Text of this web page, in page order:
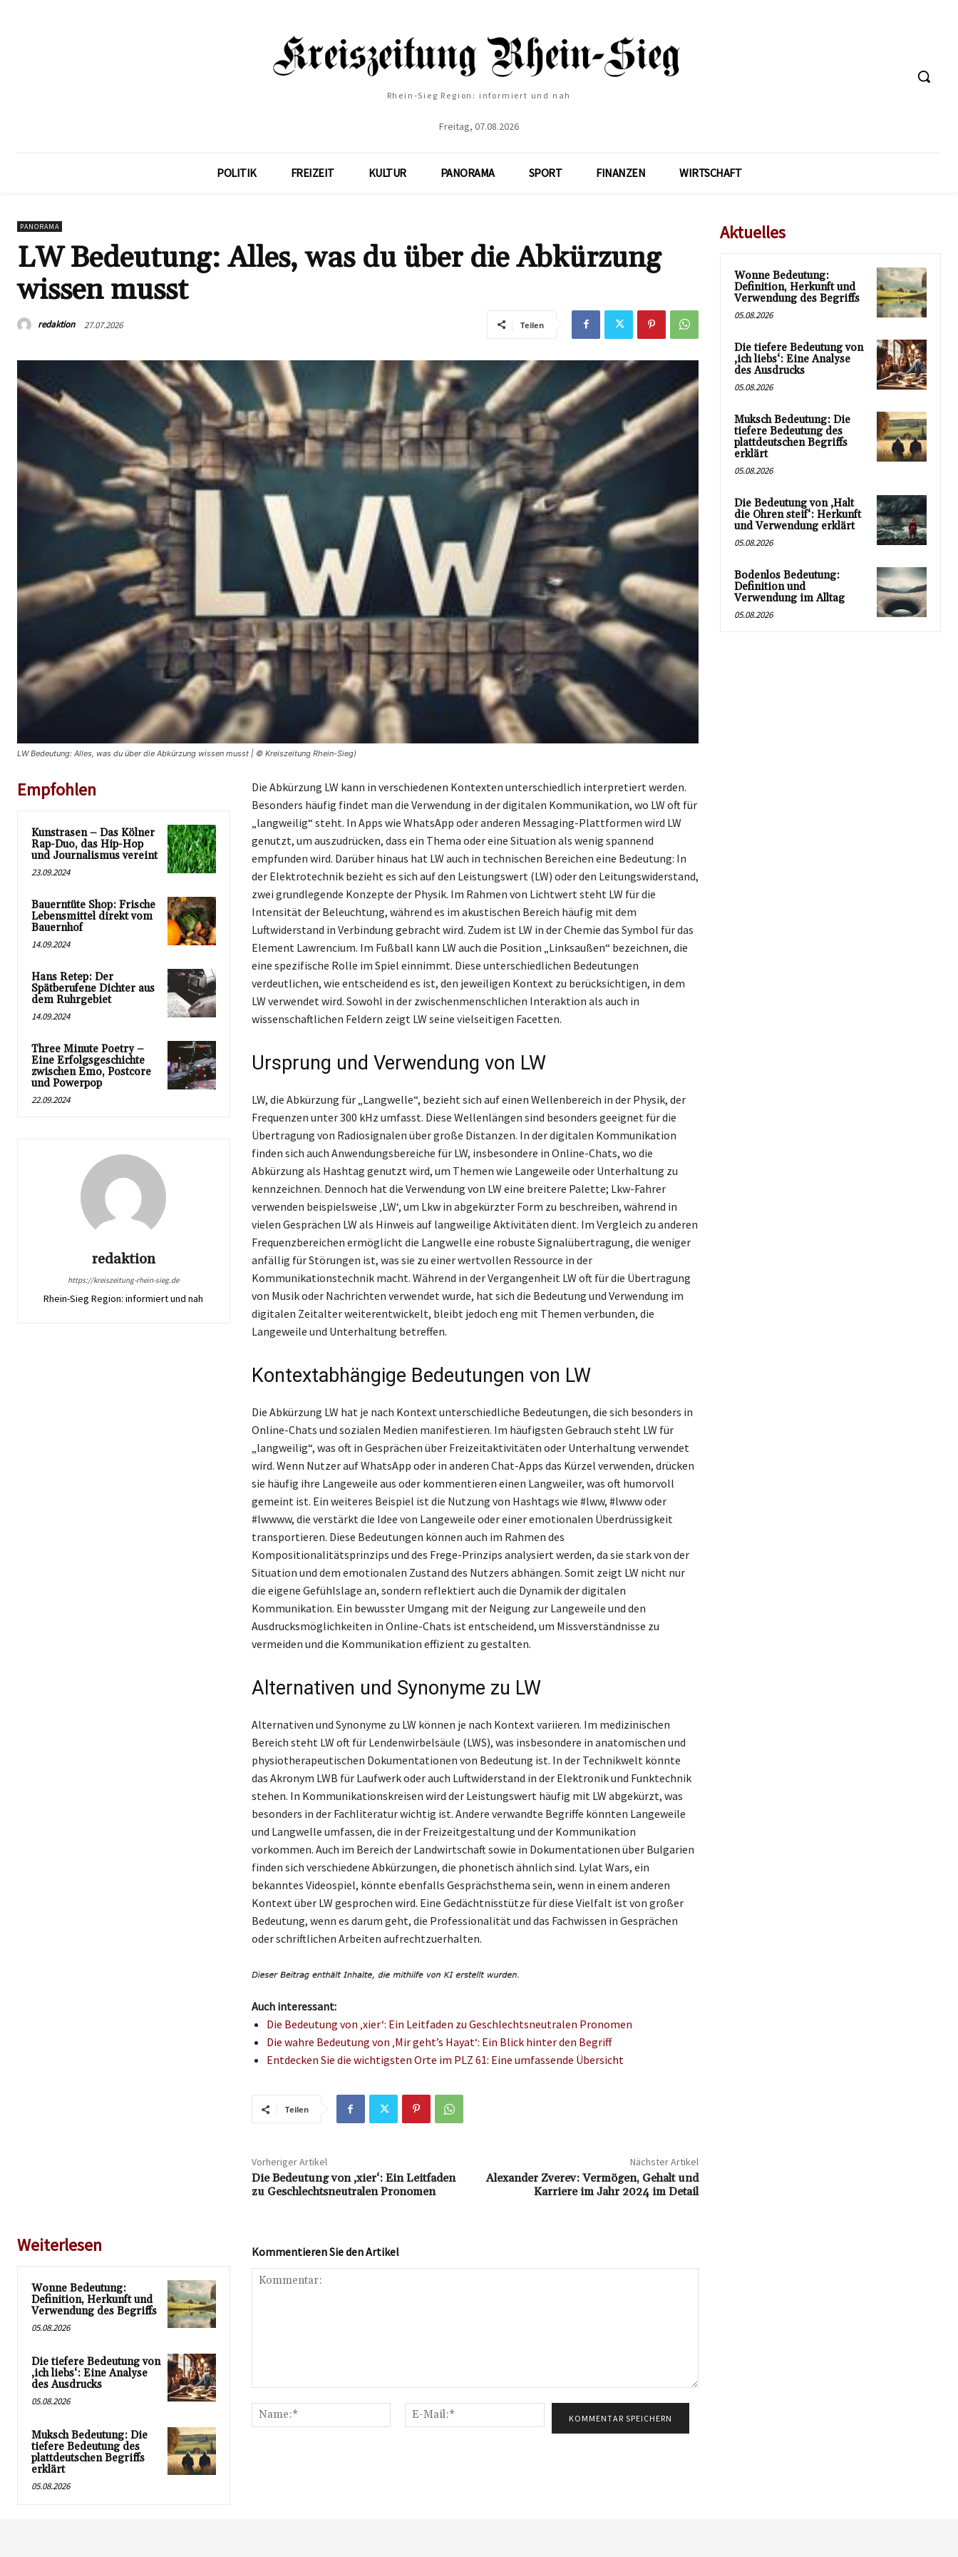
Rhein-Sieg Region: informiert und nah
Freitag, 07.08.2026
POLITIK FREIZEIT KULTUR PANORAMA SPORT FINANZEN WIRTSCHAFT
PANORAMA
LW Bedeutung: Alles, was du über die Abkürzung
wissen musst
redaktion 27.07.2026 Teilen
LW Bedeutung: Alles, was du über die Abkürzung wissen musst | © Kreiszeitung Rhein-Sieg)
Empfohlen
Kunstrasen – Das Kölner
Rap-Duo, das Hip-Hop
und Journalismus vereint
23.09.2024
Bauerntüte Shop: Frische
Lebensmittel direkt vom
Bauernhof
14.09.2024
Hans Retep: Der
Spätberufene Dichter aus
dem Ruhrgebiet
14.09.2024
Three Minute Poetry –
Eine Erfolgsgeschichte
zwischen Emo, Postcore
und Powerpop
22.09.2024
redaktion
https://kreiszeitung-rhein-sieg.de
Rhein-Sieg Region: informiert und nah
Die Abkürzung LW kann in verschiedenen Kontexten unterschiedlich interpretiert werden.
Besonders häufig findet man die Verwendung in der digitalen Kommunikation, wo LW oft für
„langweilig“ steht. In Apps wie WhatsApp oder anderen Messaging-Plattformen wird LW
genutzt, um auszudrücken, dass ein Thema oder eine Situation als wenig spannend
empfunden wird. Darüber hinaus hat LW auch in technischen Bereichen eine Bedeutung: In
der Elektrotechnik bezieht es sich auf den Leistungswert (LW) oder den Leitungswiderstand,
zwei grundlegende Konzepte der Physik. Im Rahmen von Lichtwert steht LW für die
Intensität der Beleuchtung, während es im akustischen Bereich häufig mit dem
Luftwiderstand in Verbindung gebracht wird. Zudem ist LW in der Chemie das Symbol für das
Element Lawrencium. Im Fußball kann LW auch die Position „Linksaußen“ bezeichnen, die
eine spezifische Rolle im Spiel einnimmt. Diese unterschiedlichen Bedeutungen
verdeutlichen, wie entscheidend es ist, den jeweiligen Kontext zu berücksichtigen, in dem
LW verwendet wird. Sowohl in der zwischenmenschlichen Interaktion als auch in
wissenschaftlichen Feldern zeigt LW seine vielseitigen Facetten.
Ursprung und Verwendung von LW
LW, die Abkürzung für „Langwelle“, bezieht sich auf einen Wellenbereich in der Physik, der
Frequenzen unter 300 kHz umfasst. Diese Wellenlängen sind besonders geeignet für die
Übertragung von Radiosignalen über große Distanzen. In der digitalen Kommunikation
finden sich auch Anwendungsbereiche für LW, insbesondere in Online-Chats, wo die
Abkürzung als Hashtag genutzt wird, um Themen wie Langeweile oder Unterhaltung zu
kennzeichnen. Dennoch hat die Verwendung von LW eine breitere Palette; Lkw-Fahrer
verwenden beispielsweise ‚LW‘, um Lkw in abgekürzter Form zu beschreiben, während in
vielen Gesprächen LW als Hinweis auf langweilige Aktivitäten dient. Im Vergleich zu anderen
Frequenzbereichen ermöglicht die Langwelle eine robuste Signalübertragung, die weniger
anfällig für Störungen ist, was sie zu einer wertvollen Ressource in der
Kommunikationstechnik macht. Während in der Vergangenheit LW oft für die Übertragung
von Musik oder Nachrichten verwendet wurde, hat sich die Bedeutung und Verwendung im
digitalen Zeitalter weiterentwickelt, bleibt jedoch eng mit Themen verbunden, die
Langeweile und Unterhaltung betreffen.
Kontextabhängige Bedeutungen von LW
Die Abkürzung LW hat je nach Kontext unterschiedliche Bedeutungen, die sich besonders in
Online-Chats und sozialen Medien manifestieren. Im häufigsten Gebrauch steht LW für
„langweilig“, was oft in Gesprächen über Freizeitaktivitäten oder Unterhaltung verwendet
wird. Wenn Nutzer auf WhatsApp oder in anderen Chat-Apps das Kürzel verwenden, drücken
sie häufig ihre Langeweile aus oder kommentieren einen Langweiler, was oft humorvoll
gemeint ist. Ein weiteres Beispiel ist die Nutzung von Hashtags wie #lww, #lwww oder
#lwwww, die verstärkt die Idee von Langeweile oder einer emotionalen Überdrüssigkeit
transportieren. Diese Bedeutungen können auch im Rahmen des
Kompositionalitätsprinzips und des Frege-Prinzips analysiert werden, da sie stark von der
Situation und dem emotionalen Zustand des Nutzers abhängen. Somit zeigt LW nicht nur
die eigene Gefühlslage an, sondern reflektiert auch die Dynamik der digitalen
Kommunikation. Ein bewusster Umgang mit der Neigung zur Langeweile und den
Ausdrucksmöglichkeiten in Online-Chats ist entscheidend, um Missverständnisse zu
vermeiden und die Kommunikation effizient zu gestalten.
Alternativen und Synonyme zu LW
Alternativen und Synonyme zu LW können je nach Kontext variieren. Im medizinischen
Bereich steht LW oft für Lendenwirbelsäule (LWS), was insbesondere in anatomischen und
physiotherapeutischen Dokumentationen von Bedeutung ist. In der Technikwelt könnte
das Akronym LWB für Laufwerk oder auch Luftwiderstand in der Elektronik und Funktechnik
stehen. In Kommunikationskreisen wird der Leistungswert häufig mit LW abgekürzt, was
besonders in der Fachliteratur wichtig ist. Andere verwandte Begriffe könnten Langeweile
und Langwelle umfassen, die in der Freizeitgestaltung und der Kommunikation
vorkommen. Auch im Bereich der Landwirtschaft sowie in Dokumentationen über Bulgarien
finden sich verschiedene Abkürzungen, die phonetisch ähnlich sind. Lylat Wars, ein
bekanntes Videospiel, könnte ebenfalls Gesprächsthema sein, wenn in einem anderen
Kontext über LW gesprochen wird. Eine Gedächtnisstütze für diese Vielfalt ist von großer
Bedeutung, wenn es darum geht, die Professionalität und das Fachwissen in Gesprächen
oder schriftlichen Arbeiten aufrechtzuerhalten.
Auch interessant:
Die Bedeutung von ‚xier‘: Ein Leitfaden zu Geschlechtsneutralen Pronomen
Die wahre Bedeutung von ‚Mir geht’s Hayat‘: Ein Blick hinter den Begriff
Entdecken Sie die wichtigsten Orte im PLZ 61: Eine umfassende Übersicht
Teilen
Vorheriger Artikel
Die Bedeutung von ‚xier‘: Ein Leitfaden
zu Geschlechtsneutralen Pronomen
Nächster Artikel
Alexander Zverev: Vermögen, Gehalt und
Karriere im Jahr 2024 im Detail
Weiterlesen
Wonne Bedeutung:
Definition, Herkunft und
Verwendung des Begriffs
05.08.2026
Die tiefere Bedeutung von
‚ich liebs‘: Eine Analyse
des Ausdrucks
05.08.2026
Muksch Bedeutung: Die
tiefere Bedeutung des
plattdeutschen Begriffs
erklärt
05.08.2026
Kommentieren Sie den Artikel
Name:*
Mail:*
Aktuelles
Wonne Bedeutung:
Definition, Herkunft und
Verwendung des Begriffs
05.08.2026
Die tiefere Bedeutung von
‚ich liebs‘: Eine Analyse
des Ausdrucks
05.08.2026
Muksch Bedeutung: Die
tiefere Bedeutung des
plattdeutschen Begriffs
erklärt
05.08.2026
Die Bedeutung von ‚Halt
die Ohren steif‘: Herkunft
und Verwendung erklärt
05.08.2026
Bodenlos Bedeutung:
Definition und
Verwendung im Alltag
05.08.2026